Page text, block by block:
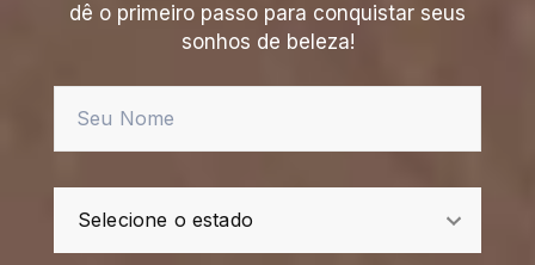
dê o primeiro passo para conquistar seus
sonhos de beleza!